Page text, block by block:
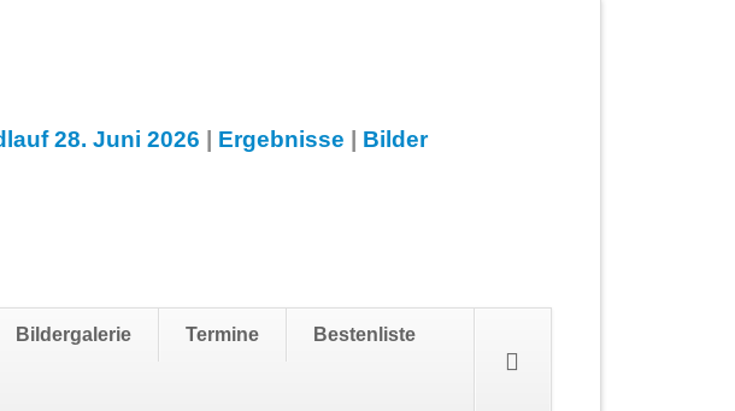
28. Juni 2026 | Ergebnisse | Bilder
überspringen
Bildergalerie Termine Bestenliste